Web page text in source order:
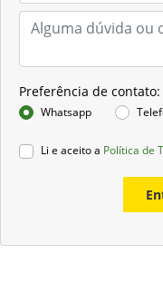
Preferência de contato:
Whatsapp
Li e aceito a Política de